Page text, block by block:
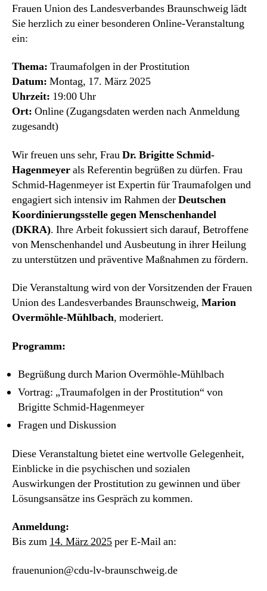
Frauen Union des Landesverbandes Braunschweig lädt
Sie herzlich zu einer besonderen Online-Veranstaltung
ein:
Thema: Traumafolgen in der Prostitution
Datum: Montag, 17. März 2025
Uhrzeit: 19:00 Uhr
Ort: Online (Zugangsdaten werden nach Anmeldung
zugesandt)
Wir freuen uns sehr, FrauDr. Brigitte Schmid-
Hagenmeyerals Referentin begrüßen zu dürfen. Frau
Schmid-Hagenmeyer ist Expertin für Traumafolgen und
engagiert sich intensiv im Rahmen derDeutschen
Koordinierungsstelle gegen Menschenhandel
(DKRA). Ihre Arbeit fokussiert sich darauf, Betroffene
von Menschenhandel und Ausbeutung in ihrer Heilung
zu unterstützen und präventive Maßnahmen zu fördern.
Die Veranstaltung wird von der Vorsitzenden der Frauen
Union des Landesverbandes Braunschweig, Marion
Overmöhle-Mühlbach, moderiert.
Programm:
Begrüßung durch Marion Overmöhle-Mühlbach
Vortrag: „Traumafolgen in der Prostitution“ von
Brigitte Schmid-Hagenmeyer
Fragen und Diskussion
Diese Veranstaltung bietet eine wertvolle Gelegenheit,
Einblicke in die psychischen und sozialen
Auswirkungen der Prostitution zu gewinnen und über
Lösungsansätze ins Gespräch zu kommen.
Anmeldung:
Bis zum 14. März 2025per E-Mail an:
frauenunion@cdu-lv-braunschweig.de